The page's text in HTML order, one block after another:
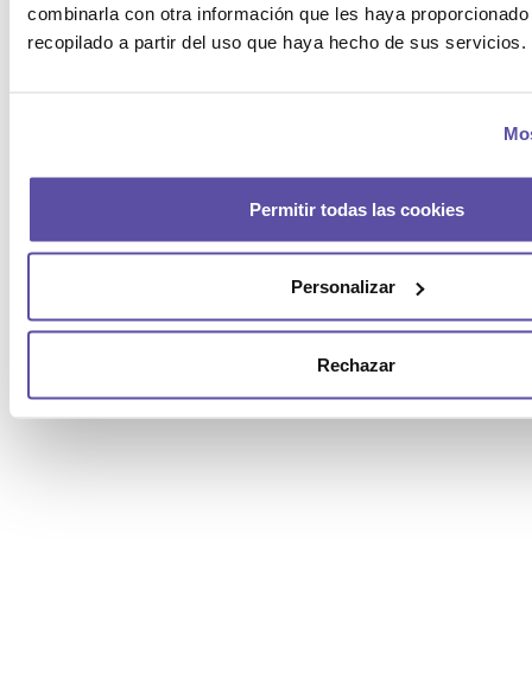
combinarla con otra información que les haya
recopilado a partir del uso que haya hecho de sus servicios.
Permitir todas las cookies
Personalizar
Rechazar